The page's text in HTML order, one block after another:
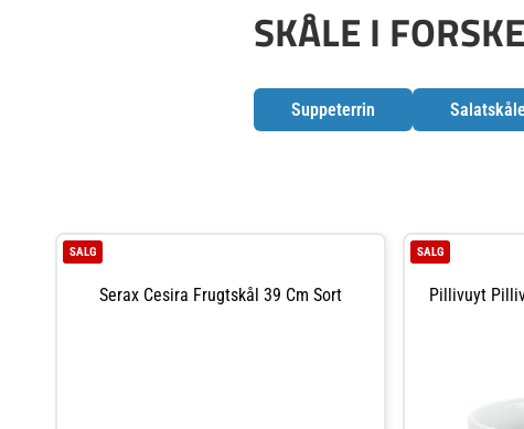
SKÅLE I
Suppeterrin
Serax Cesira Frugtskål 39 Cm Sort
SALG
Pillivuyt
SALG